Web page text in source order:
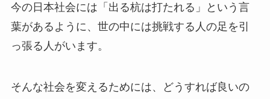
今の日本社会には「出る杭は打たれる」という言
葉があるように、世の中には挑戦する人の足を引
っ張る人がいます。
そんな社会を変えるためには、どうすれば良いの